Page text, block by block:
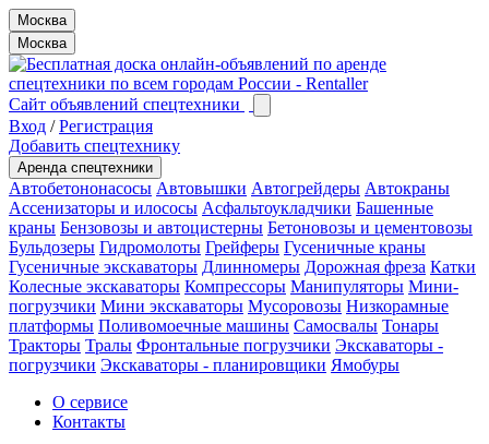
Москва
Москва
Сайт объявлений спецтехники
Вход /Регистрация
Добавить спецтехнику
Аренда спецтехники
Автобетононасосы Автовышки Автогрейдеры Автокраны
Ассенизаторы и илососы Асфальтоукладчики Башенные
краны Бензовозы и автоцистерны Бетоновозы и цементовозы
Бульдозеры Гидромолоты Грейферы Гусеничные краны
Гусеничные экскаваторы Длинномеры Дорожная фреза Катки
Колесные экскаваторы Компрессоры Манипуляторы Мини-
погрузчики Мини экскаваторы Мусоровозы Низкорамные
платформы Поливомоечные машины Самосвалы Тонары
Тракторы Тралы Фронтальные погрузчики Экскаваторы -
погрузчики Экскаваторы - планировщики Ямобуры
О сервисе
Контакты